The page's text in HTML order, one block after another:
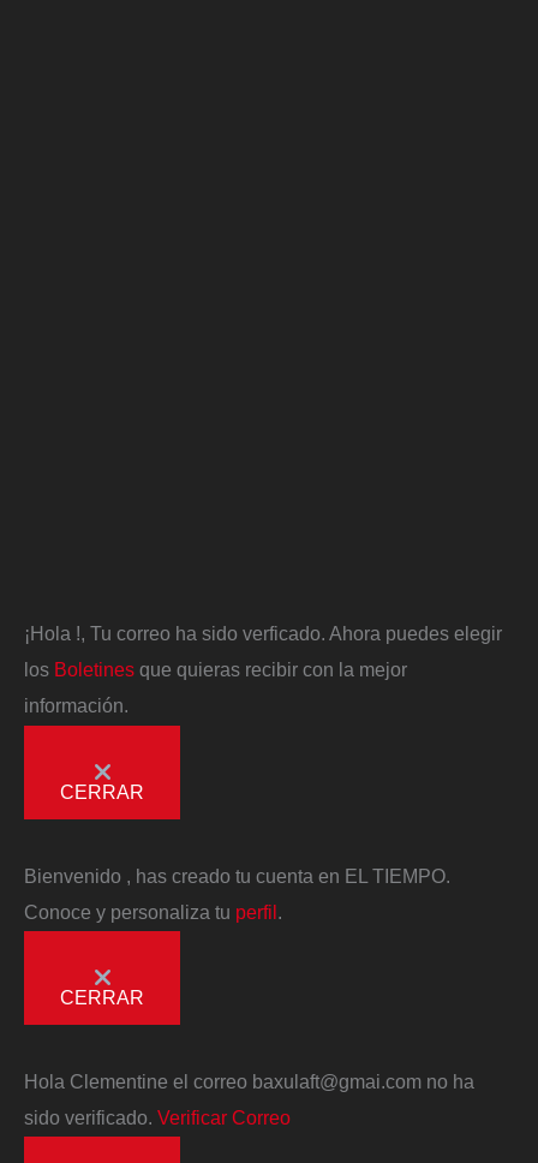
¡Hola !, Tu correo ha sido verficado. Ahora puedes elegir
los Boletines que quieras recibir con la mejor
información.
CERRAR
Bienvenido
, has creado tu cuenta en EL TIEMPO.
Conoce y personaliza tu perfil
CERRAR
Hola Clementine el correo baxulaft@gmai.com no ha
sido verificado. Verificar Correo